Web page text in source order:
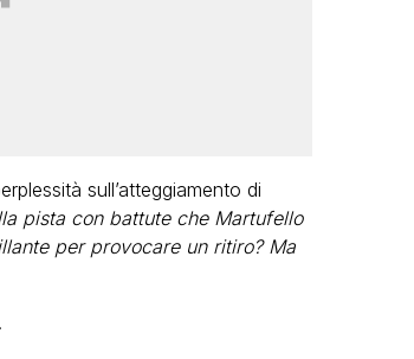
sull’atteggiamento di
pista con battute che Martufello
per provocare un ritiro? Ma